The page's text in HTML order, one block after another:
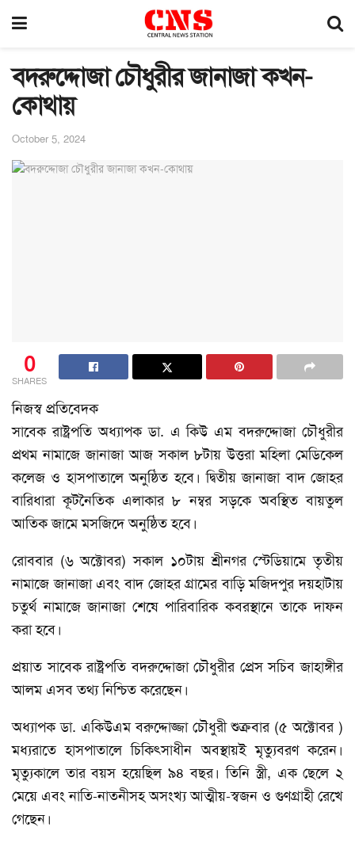
বদরুদ্দোজা চৌধুরীর জানাজা কখন-
কোথায়
October 5, 2024
0
SHARES
নিজস্ব প্রতিবেদক
সাবেক রাষ্ট্রপতি অধ্যাপক ডা. এ কিউ এম বদরুদ্দোজা চৌধুরীর
প্রথম নামাজে জানাজা আজ সকাল ৮টায় উত্তরা মহিলা মেডিকেল
কলেজ ও হাসপাতালে অনুষ্ঠিত হবে। দ্বিতীয় জানাজা বাদ জোহর
বারিধারা কূটনৈতিক এলাকার ৮ নম্বর সড়কে অবস্থিত বায়তুল
আতিক জামে মসজিদে অনুষ্ঠিত হবে।
রোববার (৬ অক্টোবর) সকাল ১০টায় শ্রীনগর স্টেডিয়ামে তৃতীয়
নামাজে জানাজা এবং বাদ জোহর গ্রামের বাড়ি মজিদপুর দয়হাটায়
চতুর্থ নামাজে জানাজা শেষে পারিবারিক কবরস্থানে তাকে দাফন
করা হবে।
প্রয়াত সাবেক রাষ্ট্রপতি বদরুদ্দোজা চৌধুরীর প্রেস সচিব জাহাঙ্গীর
আলম এসব তথ্য নিশ্চিত করেছেন।
অধ্যাপক ডা. একিউএম বরুদ্দোজ্জা চৌধুরী শুক্রবার (৫ অক্টোবর )
মধ্যরাতে হাসপাতালে চিকিৎসাধীন অবস্থায়ই মৃত্যুবরণ করেন।
মৃত্যুকালে তার বয়স হয়েছিল ৯৪ বছর। তিনি স্ত্রী, এক ছেলে ২
মেয়ে এবং নাতি-নাতনীসহ অসংখ্য আত্মীয়-স্বজন ও গুণগ্রাহী রেখে
গেছেন।